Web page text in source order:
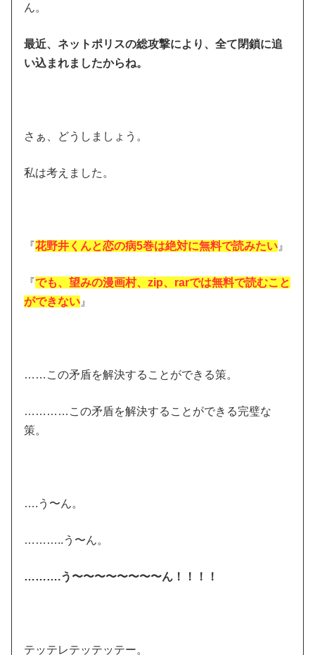
ん。
最近、ネットポリスの総攻撃により、全て閉鎖に追
い込まれましたからね。
さぁ、どうしましょう。
私は考えました。
『花野井くんと恋の病5巻は絶対に無料で読みたい 』
『でも、望みの漫画村、zip、rarでは無料で読むこと
ができない 』
……この矛盾を解決することができる策。
…………この矛盾を解決することができる完璧な
策。
….う〜ん。
………..う〜ん。
……….う〜〜〜〜〜〜〜〜ん！！！！
テッテレテッテッテー。